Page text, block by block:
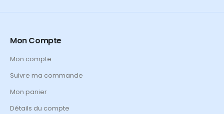
Mon Compte
Mon compte
Suivre ma commande
Mon panier
Détails du compte